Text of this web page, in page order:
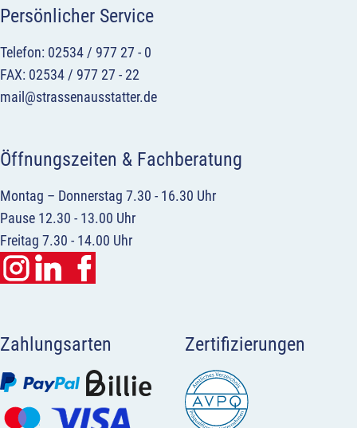
Persönlicher Service
Telefon: 02534 / 977 27 - 0
FAX: 02534 / 977 27 - 22
mail@strassenausstatter.de
Öffnungszeiten & Fachberatung
Montag – Donnerstag 7.30 - 16.30 Uhr
Pause 12.30 - 13.00 Uhr
Freitag 7.30 - 14.00 Uhr
Zahlungsarten Zertifizierungen